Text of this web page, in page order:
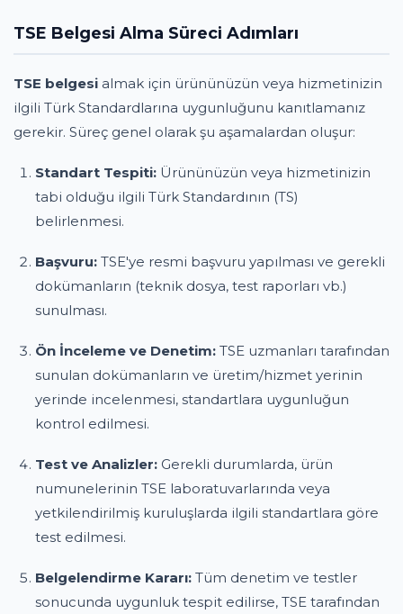
TSE Belgesi Alma Süreci Adımları
TSE belgesi almak için ürününüzün veya hizmetinizin
ilgili Türk Standardlarına uygunluğunu kanıtlamanız
gerekir. Süreç genel olarak şu aşamalardan oluşur:
Standart Tespiti: Ürününüzün veya hizmetinizin
tabi olduğu ilgili Türk Standardının (TS)
belirlenmesi.
Başvuru: TSE'ye resmi başvuru yapılması ve gerekli
dokümanların (teknik dosya, test raporları vb.)
sunulması.
Ön İnceleme ve Denetim: TSE uzmanları tarafından
sunulan dokümanların ve üretim/hizmet yerinin
yerinde incelenmesi, standartlara uygunluğun
kontrol edilmesi.
Test ve Analizler: Gerekli durumlarda, ürün
numunelerinin TSE laboratuvarlarında veya
yetkilendirilmiş kuruluşlarda ilgili standartlara göre
test edilmesi.
Belgelendirme Kararı: Tüm denetim ve testler
sonucunda uygunluk tespit edilirse, TSE tarafından